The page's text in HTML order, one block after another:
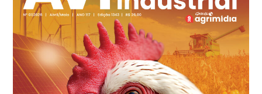
Ovo Branco - Regional
Recife (PE)
R$ 149,79
cx
Ovo Vermelho - Regional
Recife (PE)